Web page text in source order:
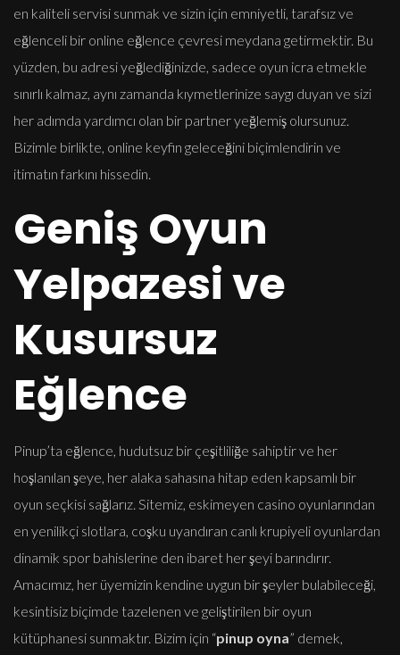
en kaliteli servisi sunmak ve sizin için emniyetli, tarafsız ve
eğlenceli bir online eğlence çevresi meydana getirmektir. Bu
yüzden, bu adresi yeğlediğinizde, sadece oyun icra etmekle
sınırlı kalmaz, aynı zamanda kıymetlerinize saygı duyan ve sizi
her adımda yardımcı olan bir partner yeğlemiş olursunuz.
Bizimle birlikte, online keyfin geleceğini biçimlendirin ve
itimatın farkını hissedin.
Geniş Oyun
Yelpazesi ve
Kusursuz
Eğlence
Pinup’ta eğlence, hudutsuz bir çeşitliliğe sahiptir ve her
hoşlanılan şeye, her alaka sahasına hitap eden kapsamlı bir
oyun seçkisi sağlarız. Sitemiz, eskimeyen casino oyunlarından
en yenilikçi slotlara, coşku uyandıran canlı krupiyeli oyunlardan
dinamik spor bahislerine den ibaret her şeyi barındırır.
Amacımız, her üyemizin kendine uygun bir şeyler bulabileceği,
kesintisiz biçimde tazelenen ve geliştirilen bir oyun
kütüphanesi sunmaktır. Bizim için “pinup oyna” demek,